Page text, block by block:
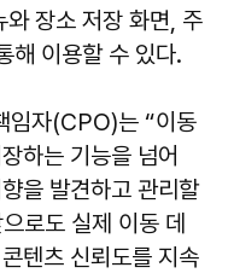
장소 저장 화면, 주
해 이용할 수 있다.
임자(CPO)는 “이동
하는 기능을 넘어
을 발견하고 관리할
로도 실제 이동 데
텐츠 신뢰도를 지속